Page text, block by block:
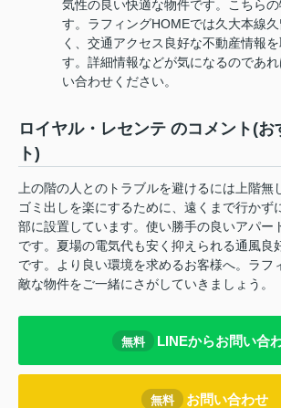
気性の良い快適な物件です。こちら
す。ラフィングHOMEでは久大本線
く、交通アクセス良好な不動産情報
す。詳細情報などが気になるのであ
い合わせください。
ロイヤル・レセンテ のコメント(お
ト)
上の階の人とのトラブルを避けるには上階無
ゴミ出しを楽にするために、遠くまで行かず
部に設置しています。使い勝手の良いアパー
です。夏場の電気代も安く抑えられる通風良
です。より良い環境を求めるお客様へ。ラフ
敵な物件をご一緒にさがしていきましょう。
無料 LINEからお問い合
無料 お問い合わせ